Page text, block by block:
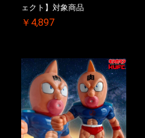
ェクト】対象商品
￥4,897